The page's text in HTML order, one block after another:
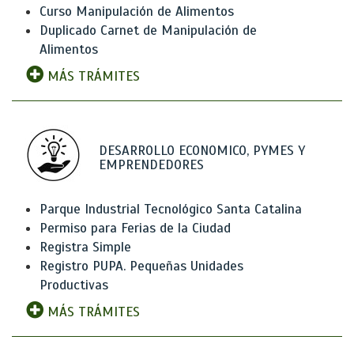
Curso Manipulación de Alimentos
Duplicado Carnet de Manipulación de
Alimentos
MÁS TRÁMITES
DESARROLLO ECONOMICO, PYMES Y
EMPRENDEDORES
Parque Industrial Tecnológico Santa Catalina
Permiso para Ferias de la Ciudad
Registra Simple
Registro PUPA. Pequeñas Unidades
Productivas
MÁS TRÁMITES